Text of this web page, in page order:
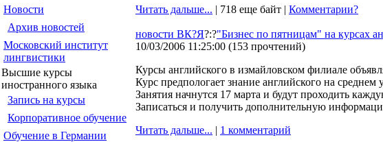
Новости
Архив новостей
Московский институт
лингвистики
Высшие курсы
иностранного языка
Запись на курсы
Корпоративное обучение
Обучение в Германии
Читать дальше... | 718 еще байт | Комментарии?
новости ВК?Я?:?"Бизнес по пятницам" на курсах
10/03/2006 11:25:00 (153 прочтений)
Курсы английского в измайловском филиале
Курс предпологает знание английского на
Занятия начнутся 17 марта и будут проходить
Записаться и получить дополнительную
Читать дальше... | 1 комментарий